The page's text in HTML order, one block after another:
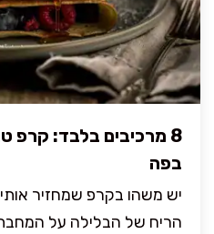
8 מרכיבים בלבד: קרפ
בפה
יש משהו בקרפ שמחזיר
הריח של הבלילה על